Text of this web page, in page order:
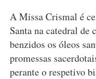
A Missa Crismal é
Santa na catedral de
benzidos os óleos
promessas
perante o respetivo